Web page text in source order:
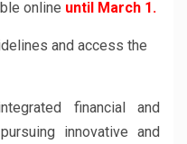
online until March 1.
and access the
financial and
innovative and